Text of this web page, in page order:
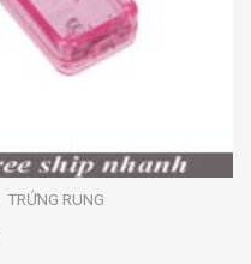
TRỨNG RUNG